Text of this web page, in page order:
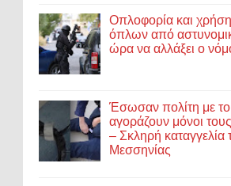
Οπλοφορία και
όπλων από
ώρα να αλλάξει ο
Έσωσαν πολίτη με
αγοράζουν μόνοι
– Σκληρή καταγγελία
Μεσσηνίας